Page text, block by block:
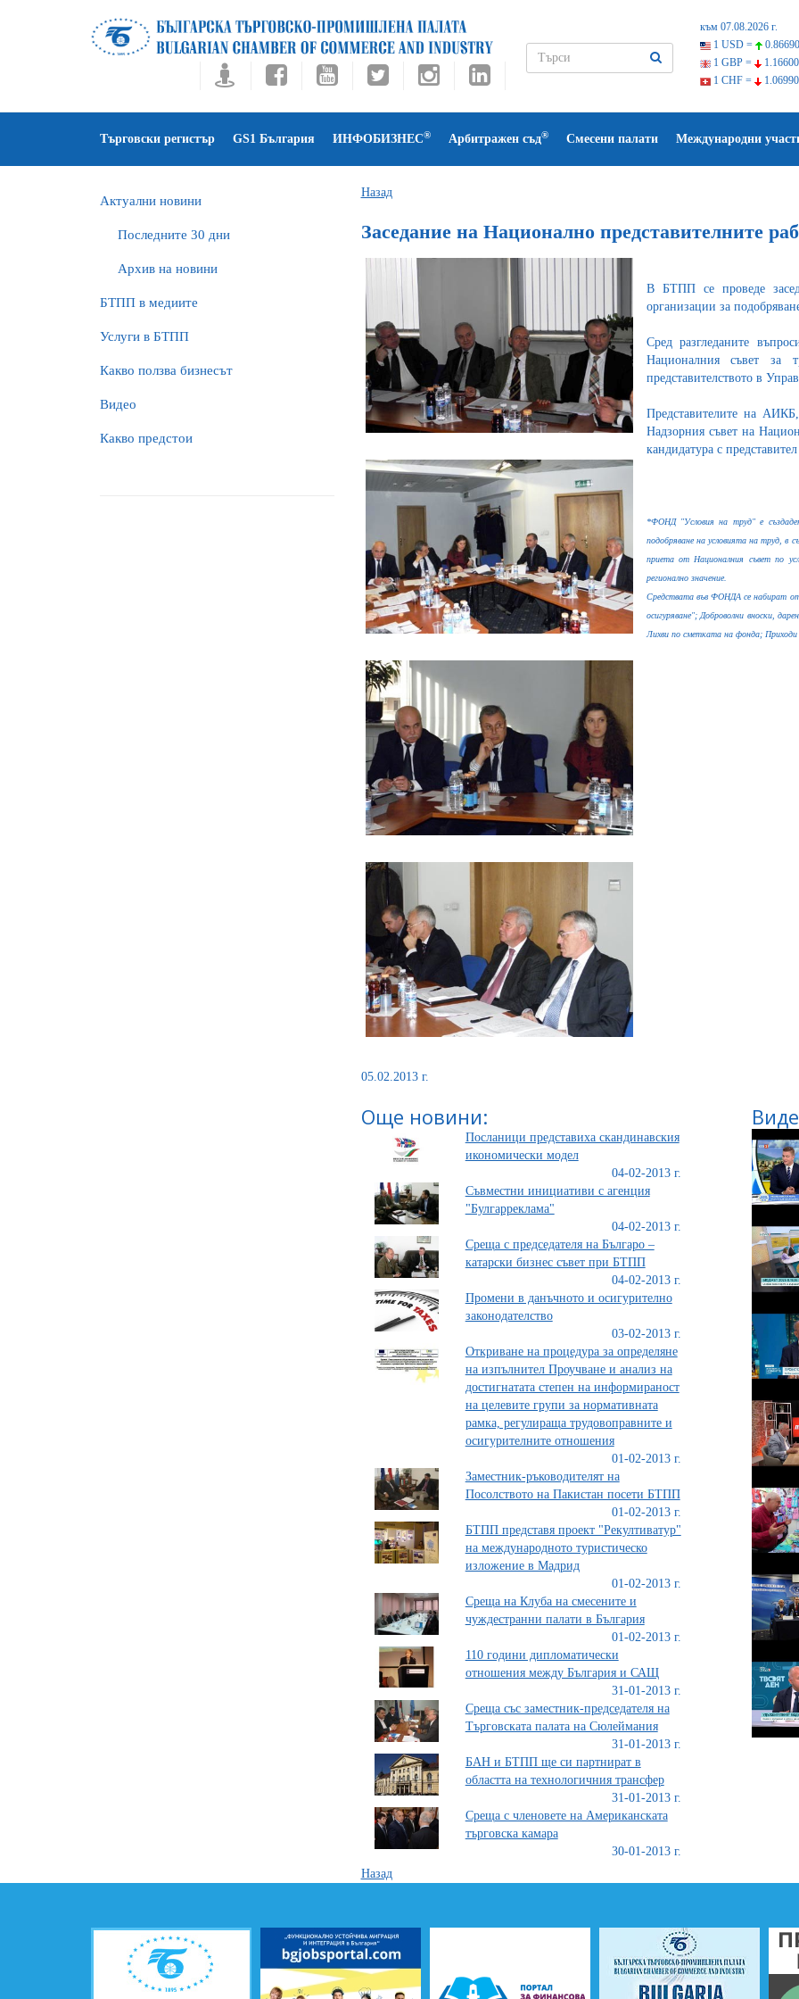
към 07.08.2026 г.
1 USD =
1 GBP =
1 CHF =
Търговски регистър GS1 България ИНФОБИЗНЕС® Арбитражен съд® Смесени палати Международни
Актуални новини
Последните 30 дни
Архив на новини
БTПП в медиите
Услуги в БТПП
Какво ползва бизнесът
Видео
Какво предстои
Назад
Заседание на Национално представителните
В БТПП се проведе
организации за
Сред разгледаните
Националния съвет за
представителството в
Представителите на
Надзорния съвет на
кандидатура с
*ФОНД "Условия на труд" е
подобряване на условията на труд, в
приета от Националния съвет по
регионално значение.
Средствата във ФОНДА се набират
осигуряване"; Доброволни вноски,
Лихви по сметката на фонда; Приходи
05.02.2013 г.
Още новини:
Посланици представиха скандинавския
икономически модел
04-02-2013 г.
Съвместни инициативи с агенция
"Булгарреклама"
04-02-2013 г.
Среща с председателя на Българо –
катарски бизнес съвет при БТПП
04-02-2013 г.
Промени в данъчното и осигурително
законодателство
03-02-2013 г.
Откриване на процедура за определяне
на изпълнител Проучване и анализ на
достигнатата степен на информираност
на целевите групи за нормативната
рамка, регулираща трудовоправните и
осигурителните отношения
01-02-2013 г.
Заместник-ръководителят на
Посолството на Пакистан посети БТПП
01-02-2013 г.
БТПП представя проект "Рекултиватур"
на международното туристическо
изложение в Мадрид
01-02-2013 г.
Среща на Клуба на смесените и
чуждестранни палати в България
01-02-2013 г.
110 години дипломатически
отношения между България и САЩ
31-01-2013 г.
Среща със заместник-председателя на
Търговската палата на Сюлеймания
31-01-2013 г.
БАН и БТПП ще си партнират в
областта на технологичния трансфер
31-01-2013 г.
Среща с членовете на Американската
търговска камара
30-01-2013 г.
Назад